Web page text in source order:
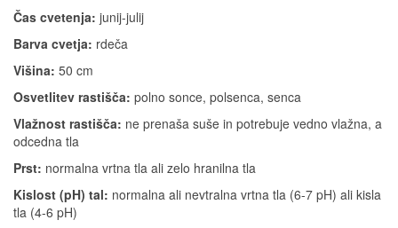
Čas cvetenja: junij-julij
Barva cvetja: rdeča
Višina: 50 cm
Osvetlitev rastišča: polno sonce, polsenca, senca
Vlažnost rastišča: ne prenaša suše in potrebuje vedno vlažna, a
odcedna tla
Prst: normalna vrtna tla ali zelo hranilna tla
Kislost (pH) tal: normalna ali nevtralna vrtna tla (6-7 pH) ali kisla
tla (4-6 pH)